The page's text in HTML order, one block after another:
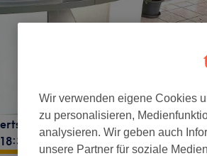
- Am Hart, München, 80807
Wir verwenden eigene Cookies
zu personalisieren,
analysieren. Wir geben auch
unsere Partner für soziale